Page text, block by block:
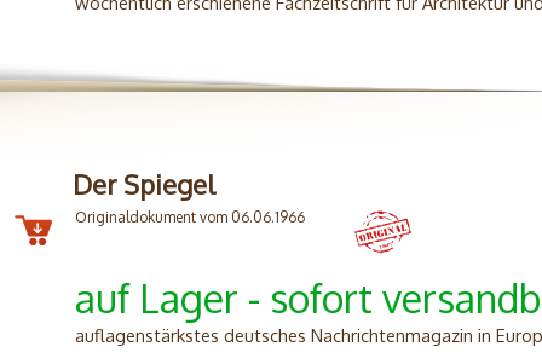
Der Spiegel
Originaldokument vom 06.06.1966
auf Lager - sofort
auflagenstärkstes deutsches Nachrichtenmagazin in